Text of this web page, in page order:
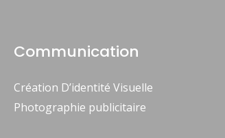
Communication
Création D’identité Visuelle
Photographie publicitaire